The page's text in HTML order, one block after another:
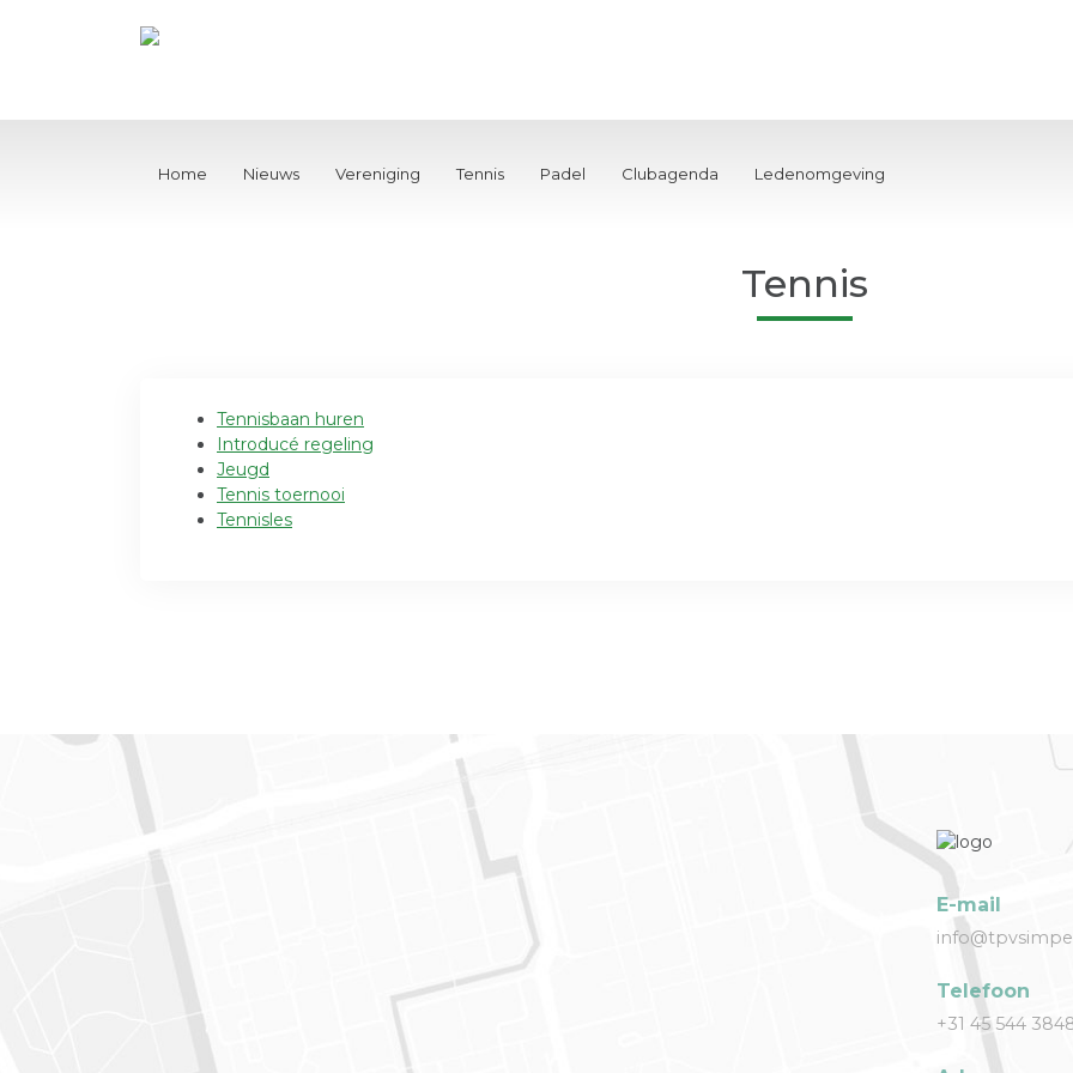
Home Nieuws Vereniging Tennis Padel Clubagenda Ledenomgeving
Tennis
Tennisbaan huren
Introducé regeling
Jeugd
Tennis toernooi
Tennisles
E-mail
Telefoon
+31 45 544